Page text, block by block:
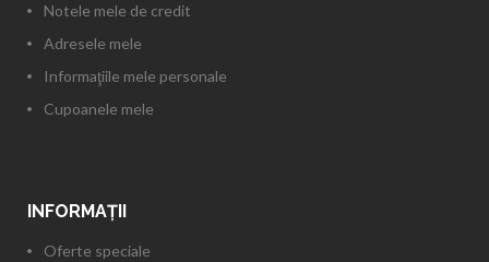
Notele mele de credit
Adresele mele
Informaţiile mele personale
Cupoanele mele
INFORMAŢII
Oferte speciale